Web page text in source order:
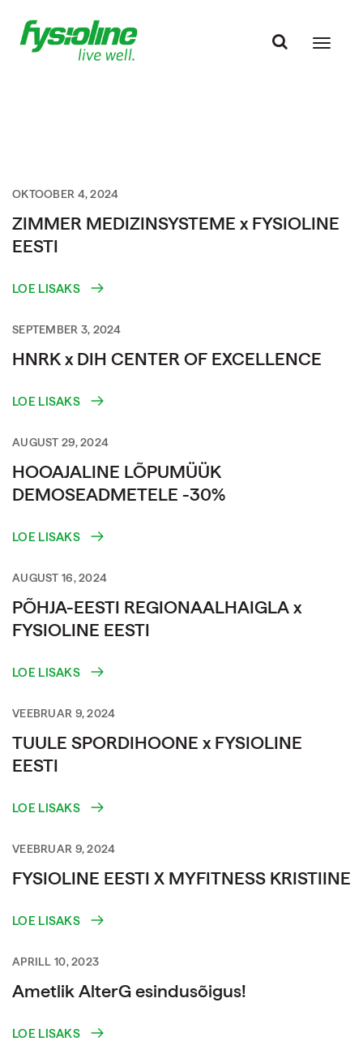
OKTOOBER 4, 2024
ZIMMER MEDIZINSYSTEME x FYSIOLINE
EESTI
LOE LISAKS
SEPTEMBER 3, 2024
HNRK x DIH CENTER OF EXCELLENCE
LOE LISAKS
AUGUST 29, 2024
HOOAJALINE LÕPUMÜÜK
DEMOSEADMETELE -30%
LOE LISAKS
AUGUST 16, 2024
PÕHJA-EESTI REGIONAALHAIGLA x
FYSIOLINE EESTI
LOE LISAKS
VEEBRUAR 9, 2024
TUULE SPORDIHOONE x FYSIOLINE
EESTI
LOE LISAKS
VEEBRUAR 9, 2024
FYSIOLINE EESTI X MYFITNESS KRISTIINE
LOE LISAKS
APRILL 10, 2023
Ametlik AlterG esindusõigus!
LOE LISAKS